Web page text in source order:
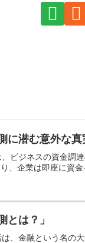
に潜む意外な真
ビジネスの資金調
、企業は即座に資
とは？」
、金融という名の